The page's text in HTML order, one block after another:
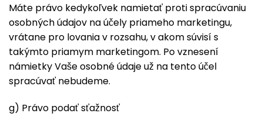
Máte právo kedykoľvek namietať proti spracúvaniu
osobných údajov na účely priameho marketingu,
vrátane pro lovania v rozsahu, v akom súvisí s
takýmto priamym marketingom. Po vznesení
námietky Vaše osobné údaje už na tento účel
spracúvať nebudeme.
g) Právo podať sťažnosť